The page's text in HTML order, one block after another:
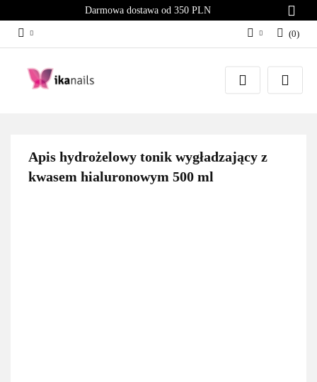
Darmowa dostawa od 350 PLN
Zaloguj się
Załóż konto
(0)
Apis hydrożelowy tonik wygładzający z
kwasem hialuronowym 500 ml